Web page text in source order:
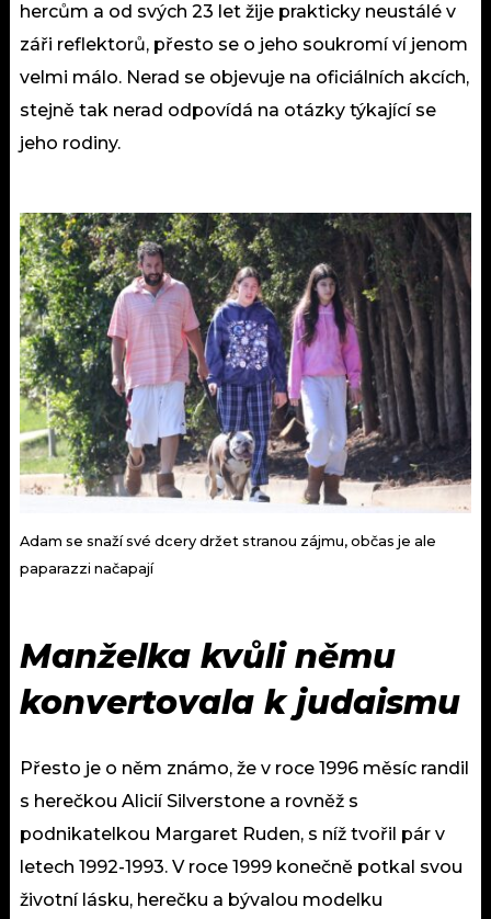
hercům a od svých 23 let žije prakticky neustálé v
záři reflektorů, přesto se o jeho soukromí ví jenom
velmi málo. Nerad se objevuje na oficiálních akcích,
stejně tak nerad odpovídá na otázky týkající se
jeho rodiny.
Adam se snaží své dcery držet stranou zájmu, občas je ale
paparazzi načapají
Manželka kvůli němu
konvertovala k judaismu
Přesto je o něm známo, že v roce 1996 měsíc randil
s herečkou Alicií Silverstone a rovněž s
podnikatelkou Margaret Ruden, s níž tvořil pár v
letech 1992-1993. V roce 1999 konečně potkal svou
životní lásku, herečku a bývalou modelku